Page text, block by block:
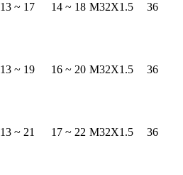
13 ~ 17 14 ~ 18 M32X1.5 36
13 ~ 19 16 ~ 20 M32X1.5 36
13 ~ 21 17 ~ 22 M32X1.5 36